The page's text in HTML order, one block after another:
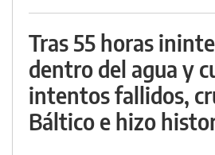
Tras 55 horas
dentro del agua y
intentos fallidos,
Báltico e hizo